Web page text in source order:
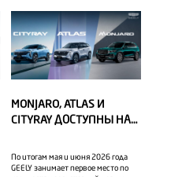
MONJARO, ATLAS И
CITYRAY ДОСТУПНЫ НА
УСЛОВИЯХ ОТ GEELY —
МАРКИ №1 В МОЛДОВЕ
По итогам мая и июня 2026 года
GEELY занимает первое место по